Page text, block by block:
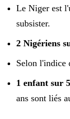
Le Niger est
subsister.
2 Nigériens
Selon l'indice
1 enfant sur 5
ans sont liés